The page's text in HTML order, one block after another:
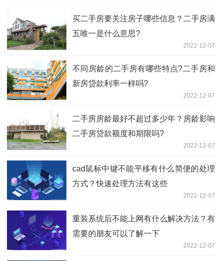
买二手房要关注房子哪些信息？二手房满
五唯一是什么意思?
2022-12-07
不同房龄的二手房有哪些特点?二手房和
新房贷款利率一样吗?
2022-12-07
二手房房龄最好不超过多少年？房龄影响
二手房贷款额度和期限吗?
2022-12-07
cad鼠标中键不能平移有什么简便的处理
方式？快速处理方法有这些
2022-12-07
重装系统后不能上网有什么解决方法？有
需要的朋友可以了解一下
2022-12-07